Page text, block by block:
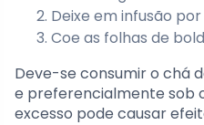
Deixe em infusão
Coe as folhas de
Deve-se consumir o chá
e preferencialmente sob
excesso pode causar